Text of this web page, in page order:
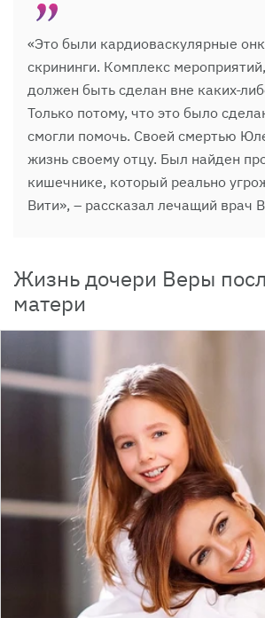
«Это были кардиоваскулярные
скрининги. Комплекс
должен быть сделан вне каких-
Только потому, что это было
смогли помочь. Своей смертью
жизнь своему отцу. Был найден
кишечнике, который реально
Вити», – рассказал лечащий врач
Жизнь дочери Веры
матери